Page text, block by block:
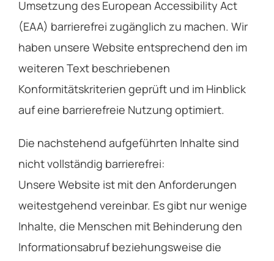
Umsetzung des European Accessibility Act
(EAA) barrierefrei zugänglich zu machen. Wir
haben unsere Website entsprechend den im
weiteren Text beschriebenen
Konformitätskriterien geprüft und im Hinblick
auf eine barrierefreie Nutzung optimiert.
Die nachstehend aufgeführten Inhalte sind
nicht vollständig barrierefrei:
Unsere Website ist mit den Anforderungen
weitestgehend vereinbar. Es gibt nur wenige
Inhalte, die Menschen mit Behinderung den
Informationsabruf beziehungsweise die